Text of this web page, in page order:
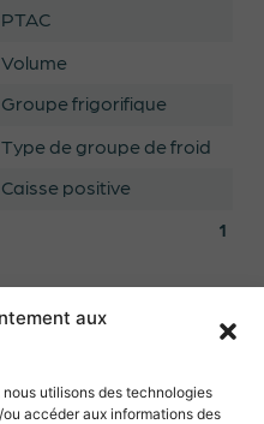
aux
utilisons des technologies
accéder aux informations des
PTAC
Volume
Groupe frigorifique
Type de groupe de froid
Caisse positive
1
de devis